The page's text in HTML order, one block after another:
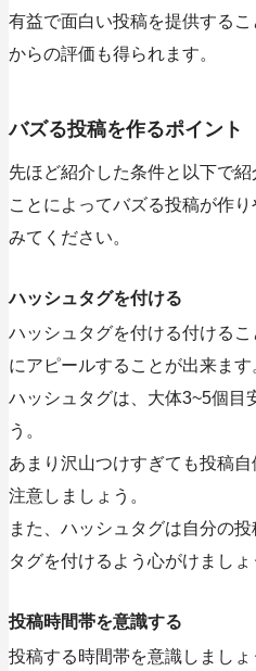
有益で面白い投稿を提供する
からの評価も得られます。
バズる投稿を作るポイント
先ほど紹介した条件と以下で
ことによってバズる投稿が作
みてください。
ハッシュタグを付ける
ハッシュタグを付ける付ける
にアピールすることが出来ます
ハッシュタグは、大体3~5個目
う。
あまり沢山つけすぎても投稿
注意しましょう。
また、ハッシュタグは自分の
タグを付けるよう心がけましょ
投稿時間帯を意識する
投稿する時間帯を意識しましょ